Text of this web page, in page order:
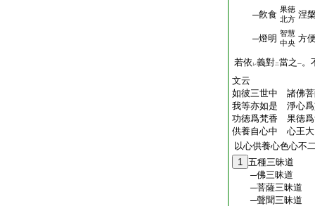
─飮食 果徳
北方 涅
─燈明 智慧
中央 方
若依 レ義對二當之 一。
文云
如彼三世中 諸佛
我等亦如是 淨心
功徳爲梵香 果徳
供養自心中 心王
以心供養心色心不
1 五種三昧道
─佛三昧道
─菩薩三昧道
─聲聞三昧道